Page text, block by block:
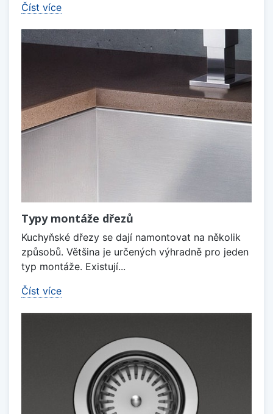
Číst více
Typy montáže dřezů
Kuchyňské dřezy se dají namontovat na několik
způsobů. Většina je určených výhradně pro jeden
typ montáže. Existují...
Číst více